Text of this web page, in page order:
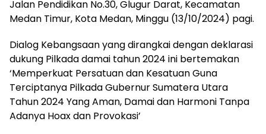
Jalan Pendidikan No.30, Glugur Darat, Kecamatan
Medan Timur, Kota Medan, Minggu (13/10/2024) pagi.
Dialog Kebangsaan yang dirangkai dengan deklarasi
dukung Pilkada damai tahun 2024 ini bertemakan
‘Memperkuat Persatuan dan Kesatuan Guna
Terciptanya Pilkada Gubernur Sumatera Utara
Tahun 2024 Yang Aman, Damai dan Harmoni Tanpa
Adanya Hoax dan Provokasi’